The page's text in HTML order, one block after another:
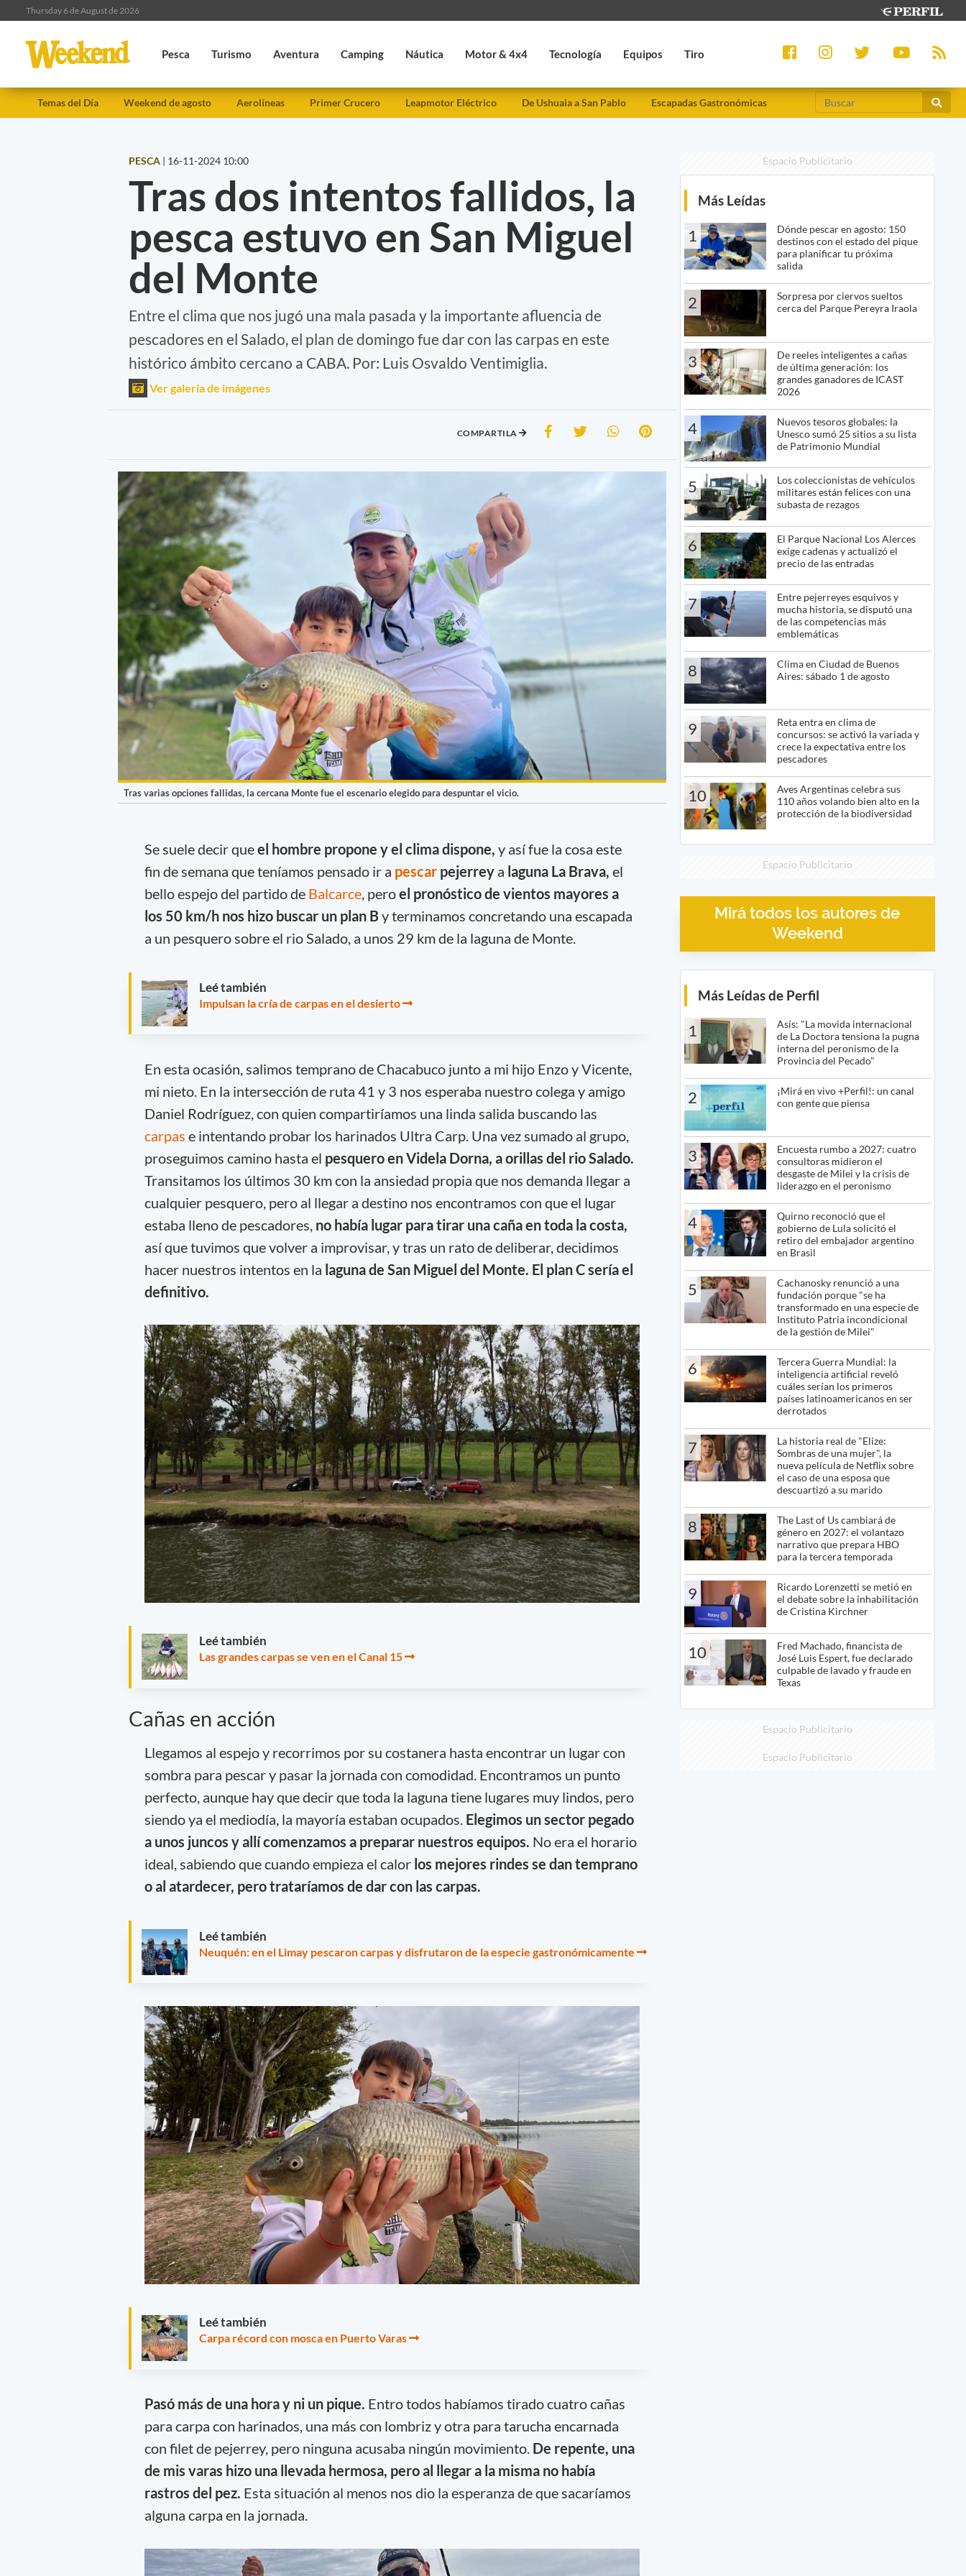
Thursday 6 de August de 2026
Pesca Turismo Aventura Camping Náutica Motor & 4x4 Tecnología Equipos Tiro
Temas del Día Weekend de agosto Aerolíneas Primer Crucero Leapmotor Eléctrico De Ushuaia a San Pablo Escapadas Gastronómicas
PESCA | 16-11-2024 10:00
Tras dos intentos fallidos, la
pesca estuvo en San Miguel
del Monte
Entre el clima que nos jugó una mala pasada y la importante afluencia de
pescadores en el Salado, el plan de domingo fue dar con las carpas en este
histórico ámbito cercano a CABA. Por: Luis Osvaldo Ventimiglia.
Ver galería de imágenes
COMPARTILA
Tras varias opciones fallidas, la cercana Monte fue el escenario elegido para despuntar el vicio.
Se suele decir queel hombre propone y el clima dispone, y así fue la cosa este
fin de semana que teníamos pensado ir a pescarpejerrey a laguna La Brava, el
bello espejo del partido de Balcarce, peroel pronóstico de vientos mayores a
los 50 km/h nos hizo buscar un plan By terminamos concretando una escapada
a un pesquero sobre el rio Salado, a unos 29 km de la laguna de Monte.
Leé también
Impulsan la cría de carpas en el desierto
En esta ocasión, salimos temprano de Chacabuco junto a mi hijo Enzo y Vicente,
mi nieto. En la intersección de ruta 41 y 3 nos esperaba nuestro colega y amigo
Daniel Rodríguez, con quien compartiríamos una linda salida buscando las
carpas e intentando probar los harinados Ultra Carp. Una vez sumado al grupo,
proseguimos camino hasta el pesquero en Videla Dorna, a orillas del rio Salado.
Transitamos los últimos 30 km con la ansiedad propia que nos demanda llegar a
cualquier pesquero, pero al llegar a destino nos encontramos con que el lugar
estaba lleno de pescadores, no había lugar para tirar una caña en toda la costa,
así que tuvimos que volver a improvisar, y tras un rato de deliberar, decidimos
hacer nuestros intentos en la laguna de San Miguel del Monte. El plan C sería el
definitivo.
Leé también
Las grandes carpas se ven en el Canal 15
Cañas en acción
Llegamos al espejo y recorrimos por su costanera hasta encontrar un lugar con
sombra para pescar y pasar la jornada con comodidad. Encontramos un punto
perfecto, aunque hay que decir que toda la laguna tiene lugares muy lindos, pero
siendo ya el mediodía, la mayoría estaban ocupados. Elegimos un sector pegado
a unos juncos y allí comenzamos a preparar nuestros equipos. No era el horario
ideal, sabiendo que cuando empieza el calor los mejores rindes se dan temprano
o al atardecer, pero trataríamos de dar con las carpas.
Leé también
Neuquén: en el Limay pescaron carpas y disfrutaron de la especie gastronómicamente
Leé también
Carpa récord con mosca en Puerto Varas
Pasó más de una hora y ni un pique. Entro todos habíamos tirado cuatro cañas
para carpa con harinados, una más con lombriz y otra para tarucha encarnada
con filet de pejerrey, pero ninguna acusaba ningún movimiento. De repente, una
de mis varas hizo una llevada hermosa, pero al llegar a la misma no había
rastros del pez. Esta situación al menos nos dio la esperanza de que sacaríamos
alguna carpa en la jornada.
Espacio Publicitario
Más Leídas
1
Dónde pescar en agosto: 150
destinos con el estado del pique
para planificar tu próxima
salida
2
Sorpresa por ciervos sueltos
cerca del Parque Pereyra Iraola
3
De reeles inteligentes a cañas
de última generación: los
grandes ganadores de ICAST
2026
4
Nuevos tesoros globales: la
Unesco sumó 25 sitios a su lista
de Patrimonio Mundial
5
Los coleccionistas de vehículos
militares están felices con una
subasta de rezagos
6
El Parque Nacional Los Alerces
exige cadenas y actualizó el
precio de las entradas
7
Entre pejerreyes esquivos y
mucha historia, se disputó una
de las competencias más
emblemáticas
8
Clima en Ciudad de Buenos
Aires: sábado 1 de agosto
9
Reta entra en clima de
concursos: se activó la variada y
crece la expectativa entre los
pescadores
10
Aves Argentinas celebra sus
110 años volando bien alto en la
protección de la biodiversidad
Espacio Publicitario
Mirá todos los autores de
Weekend
Más Leídas de Perfil
1
Asís: "La movida internacional
de La Doctora tensiona la pugna
interna del peronismo de la
Provincia del Pecado"
2
¡Mirá en vivo +Perfil!: un canal
con gente que piensa
3
Encuesta rumbo a 2027: cuatro
consultoras midieron el
desgaste de Milei y la crisis de
liderazgo en el peronismo
4
Quirno reconoció que el
gobierno de Lula solicitó el
retiro del embajador argentino
en Brasil
5
Cachanosky renunció a una
fundación porque "se ha
transformado en una especie de
Instituto Patria incondicional
de la gestión de Milei"
6
Tercera Guerra Mundial: la
inteligencia artificial reveló
cuáles serían los primeros
países latinoamericanos en ser
derrotados
7
La historia real de "Elize:
Sombras de una mujer", la
nueva película de Netflix sobre
el caso de una esposa que
descuartizó a su marido
8
The Last of Us cambiará de
género en 2027: el volantazo
narrativo que prepara HBO
para la tercera temporada
9
Ricardo Lorenzetti se metió en
el debate sobre la inhabilitación
de Cristina Kirchner
10
Fred Machado, financista de
José Luis Espert, fue declarado
culpable de lavado y fraude en
Texas
Espacio Publicitario
Espacio Publicitario